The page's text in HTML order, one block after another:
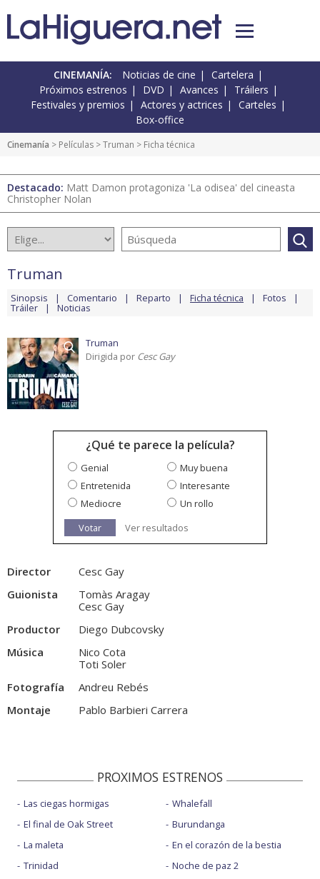
CINEMANÍA: Noticias de cine
Cartelera
Próximos estrenos
DVD Avances
Tráilers
Festivales y premios
Actores y actrices
Carteles
Box-office
Cinemanía > Películas >Truman > Ficha técnica
Destacado: Matt Damon protagoniza 'La odisea' del cineasta
Christopher Nolan
Truman
Sinopsis Comentario Reparto Ficha técnica Fotos
Tráiler Noticias
Truman
Dirigida por Cesc Gay
¿Qué te parece la película?
Genial
Muy buena
Entretenida
Interesante
Mediocre
Un rollo
Votar
Ver resultados
Director
Cesc Gay
Guionista
Tomàs Aragay
Cesc Gay
Productor
Diego Dubcovsky
Música
Nico Cota
Toti Soler
Fotografía
Andreu Rebés
Montaje
Pablo Barbieri Carrera
PROXIMOS ESTRENOS
Las ciegas hormigas
El final de Oak Street
La maleta
Trinidad
Whalefall
Burundanga
En el corazón de la bestia
Noche de paz 2